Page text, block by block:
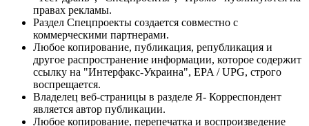
правах рекламы.
Раздел Спецпроекты создается совместно с
коммерческими партнерами.
Любое копирование, публикация, републикация и
другое распространение информации, которое содержит
ссылку на "Интерфакс-Украина", EPA / UPG, строго
воспрещается.
Владелец веб-страницы в разделе Я- Корреспондент
является автор публикации.
Любое копирование, перепечатка и воспроизведение